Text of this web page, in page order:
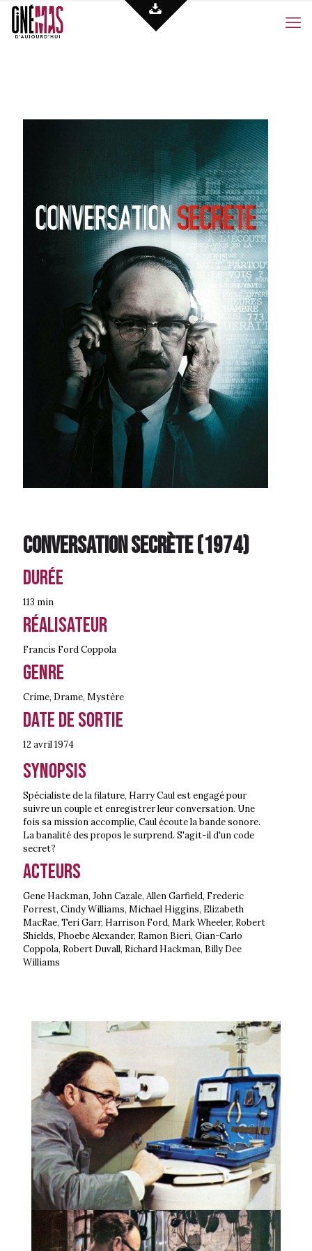
Conversation secrète(1974)
Durée
113 min
Réalisateur
Francis Ford Coppola
Genre
Crime, Drame, Mystère
Date de sortie
12 avril1974
Synopsis
Spécialiste de la filature, Harry Caul est engagé pour
suivre un couple et enregistrer leur conversation. Une
fois sa mission accomplie, Caul écoute la bande sonore.
La banalité des propos le surprend. S'agit-il d'un code
secret?
Acteurs
Gene Hackman, John Cazale, Allen Garfield, Frederic
Forrest, Cindy Williams, Michael Higgins, Elizabeth
MacRae, Teri Garr, Harrison Ford, Mark Wheeler, Robert
Shields, Phoebe Alexander, Ramon Bieri, Gian-Carlo
Coppola, Robert Duvall, Richard Hackman, Billy Dee
Williams